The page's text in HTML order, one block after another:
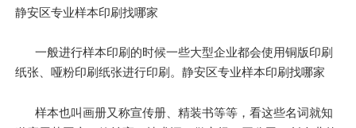
静安区专业样本印刷找哪家
一般进行样本印刷的时候一些大型企业都会使用铜版印刷
纸张、哑粉印刷纸张进行印刷。静安区专业样本印刷找哪家
样本也叫画册又称宣传册、精装书等等，看这些名词就知